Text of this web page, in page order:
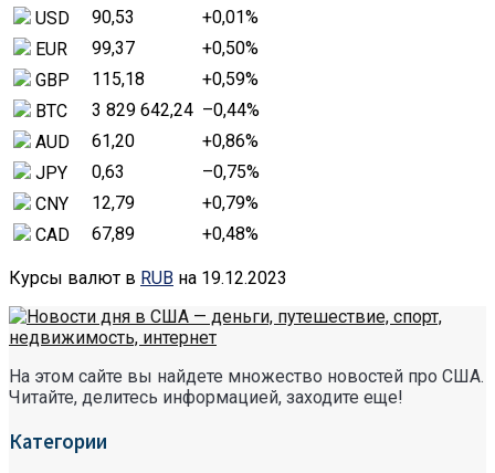
USD
90,53 +0,01%
EUR
99,37 +0,50%
GBP
115,18 +0,59%
BTC
3 829 642,24 –0,44%
AUD
61,20 +0,86%
JPY
0,63 –0,75%
CNY
12,79 +0,79%
CAD
67,89 +0,48%
Курсы валют в RUB на 19.12.2023
На этом сайте вы найдете множество новостей про США.
Читайте, делитесь информацией, заходите еще!
Категории